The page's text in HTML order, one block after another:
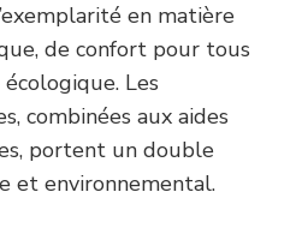
en matière
de confort pour tous
Les
combinées aux aides
portent un double
et environnemental.